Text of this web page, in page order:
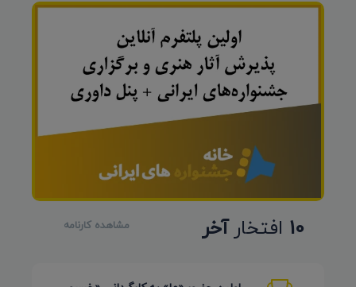
10 افتخارآخر مشاهده کارنامه